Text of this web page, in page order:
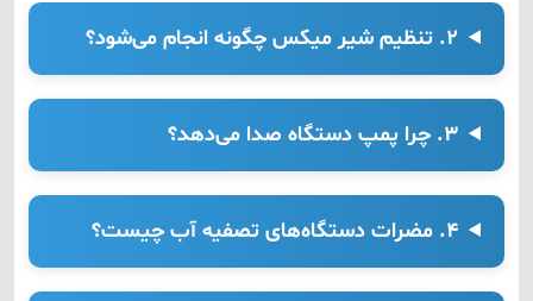
۲. تنظیم شیر میکس چگونه انجام می‌شود؟
۳. چرا پمپ دستگاه صدا می‌دهد؟
۴. مضرات دستگاه‌های تصفیه آب چیست؟